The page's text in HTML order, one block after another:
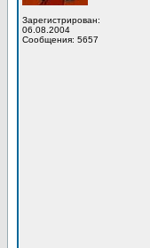
Зарегистрирован:
06.08.2004
Сообщения: 5657